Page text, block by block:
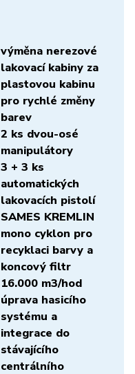
výměna nerezové
lakovací kabiny za
plastovou kabinu
pro rychlé změny
barev
2 ks dvou-osé
manipulátory
3 + 3 ks
automatických
lakovacích pistolí
SAMES KREMLIN
mono cyklon pro
recyklaci barvy a
koncový filtr
16.000 m3/hod
úprava hasicího
systému a
integrace do
stávajícího
centrálního